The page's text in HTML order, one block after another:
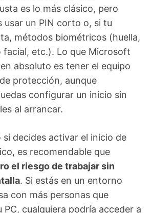
es lo más clásico, pero
usar un PIN corto o, si tu
métodos biométricos (huella,
etc.). Lo que Microsoft
absoluto es tener el equipo
protección, aunque
configurar un inicio sin
al arrancar.
si decides activar el inicio de
es recomendable que
el riesgo de trabajar sin
. Si estás en un entorno
con más personas que
cualquiera podría acceder a